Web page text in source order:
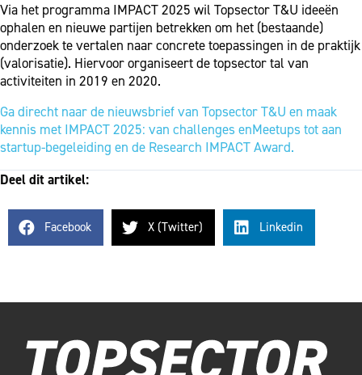
Via het programma IMPACT 2025 wil Topsector T&U ideeën
ophalen en nieuwe partijen betrekken om het (bestaande)
onderzoek te vertalen naar concrete toepassingen in de praktijk
(valorisatie). Hiervoor organiseert de topsector tal van
activiteiten in 2019 en 2020.
Ga direcht naar de nieuwsbrief van Topsector T&U en maak
kennis met IMPACT 2025: van challenges enMeetups tot aan
startup-begeleiding en de Research IMPACT Award.
Deel dit artikel:
Facebook X (Twitter) Linkedin